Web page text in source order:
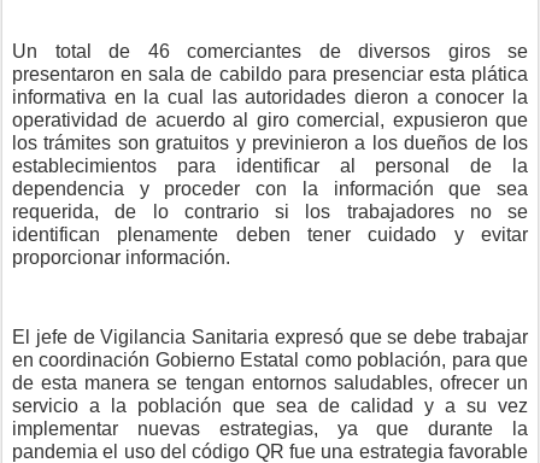
Un total de 46 comerciantes de diversos giros se
presentaron en sala de cabildo para presenciar esta plática
informativa en la cual las autoridades dieron a conocer la
operatividad de acuerdo al giro comercial, expusieron que
los trámites son gratuitos y previnieron a los dueños de los
establecimientos para identificar al personal de la
dependencia y proceder con la información que sea
requerida, de lo contrario si los trabajadores no se
identifican plenamente deben tener cuidado y evitar
proporcionar información.
El jefe de Vigilancia Sanitaria expresó que se debe trabajar
en coordinación Gobierno Estatal como población, para que
de esta manera se tengan entornos saludables, ofrecer un
servicio a la población que sea de calidad y a su vez
implementar nuevas estrategias, ya que durante la
pandemia el uso del código QR fue una estrategia favorable